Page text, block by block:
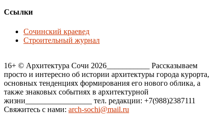
Ссылки
Сочинский краевед
Строительный журнал
16+ © Архитектура Сочи 2026___________ Рассказываем
просто и интересно об истории архитектуры города курорта,
основных тенденциях формирования его нового облика, а
также знаковых событиях в архитектурной
жизни_________________ тел. редакции: +7(988)2387111
Свяжитесь с нами: arch-sochi@mail.ru